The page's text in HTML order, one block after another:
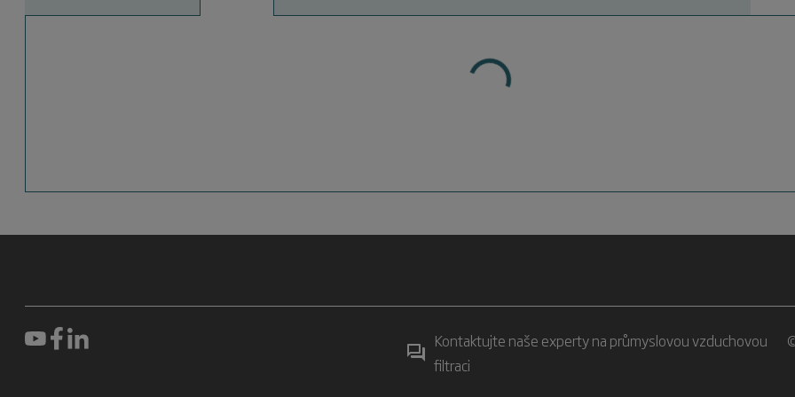
Kontaktujte naše experty na průmyslovou vzduchovou
filtraci